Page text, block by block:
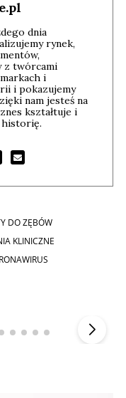
dnia
rynek,
z twórcami
i
i pokazujemy
nam jesteś na
kształtuje i
historię.
DO ZĘBÓW
KLINICZNE